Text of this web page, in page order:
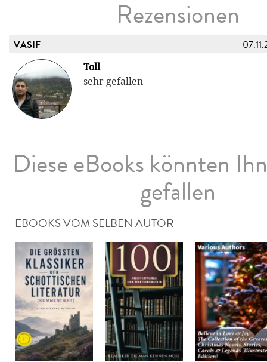
Rezensionen
VASIF
Toll
sehr gefallen
Diese eBooks könnten
gefallen
EBOOKS VOM SELBEN AUTOR